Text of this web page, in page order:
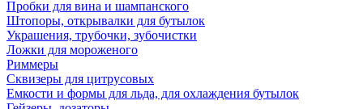
Пробки для вина и шампанского
Штопоры, открывалки для бутылок
Украшения, трубочки, зубочистки
Ложки для мороженого
Риммеры
Сквизеры для цитрусовых
Емкости и формы для льда, для охлаждения бутылок